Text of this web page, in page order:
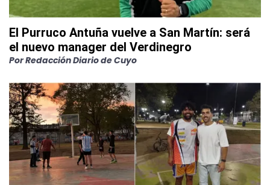
El Purruco Antuña vuelve a San Martín: será
el nuevo manager del Verdinegro
PorRedacción Diario de Cuyo